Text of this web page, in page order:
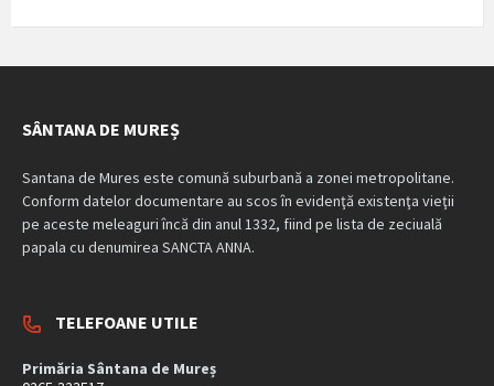
SÂNTANA DE MUREȘ
Santana de Mures este comună suburbană a zonei metropolitane.
Conform datelor documentare au scos în evidenţă existenţa vieţii
pe aceste meleaguri încă din anul 1332, fiind pe lista de zeciuală
papala cu denumirea SANCTA ANNA.
TELEFOANE UTILE
Primăria Sântana de Mureș